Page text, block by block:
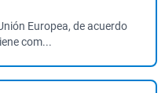
Europea, de acuerdo
com...